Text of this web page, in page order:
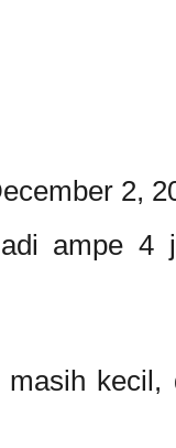
2,
ampe 4
masih